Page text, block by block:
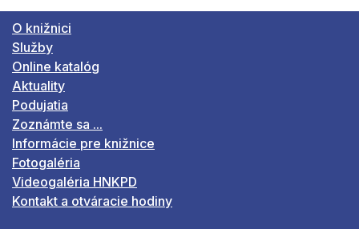
O knižnici
Služby
Online katalóg
Aktuality
Podujatia
Zoznámte sa ...
Informácie pre knižnice
Fotogaléria
Videogaléria HNKPD
Kontakt a otváracie hodiny